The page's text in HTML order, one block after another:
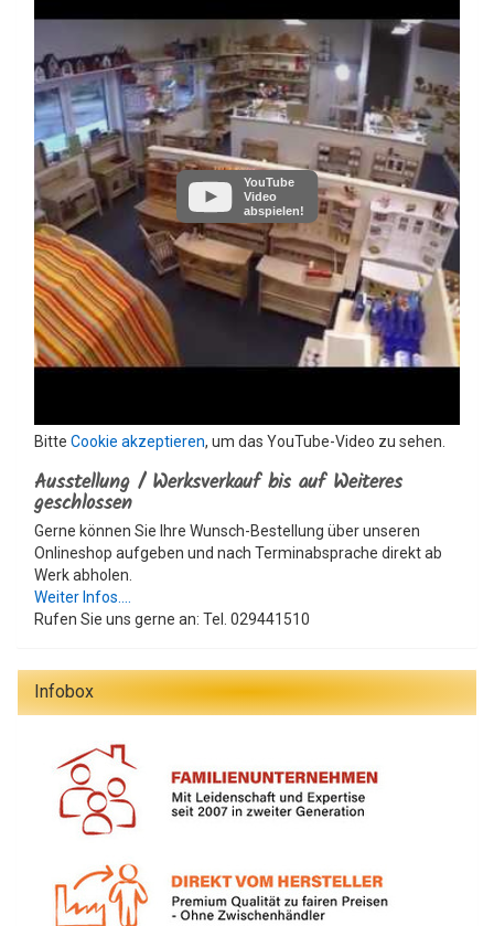
YouTube
Video
abspielen!
Bitte Cookie akzeptieren, um das YouTube-Video zu sehen.
Ausstellung / Werksverkauf bis auf Weiteres
geschlossen
Gerne können Sie Ihre Wunsch-Bestellung über unseren
Onlineshop aufgeben und nach Terminabsprache direkt ab
Werk abholen.
Weiter Infos....
Rufen Sie uns gerne an: Tel. 029441510
Infobox